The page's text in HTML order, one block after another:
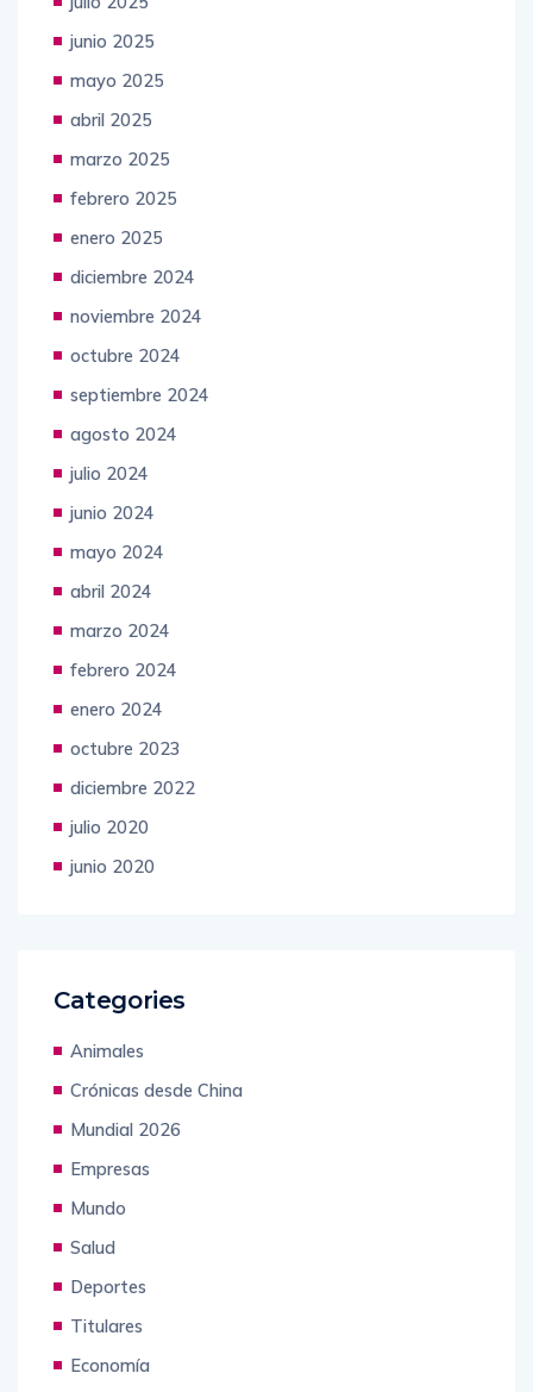
junio 2025
mayo 2025
abril 2025
marzo 2025
febrero 2025
enero 2025
diciembre 2024
noviembre 2024
octubre 2024
septiembre 2024
agosto 2024
julio 2024
junio 2024
mayo 2024
abril 2024
marzo 2024
febrero 2024
enero 2024
octubre 2023
diciembre 2022
julio 2020
junio 2020
Categories
Animales
Crónicas desde China
Mundial 2026
Empresas
Mundo
Salud
Deportes
Titulares
Economía